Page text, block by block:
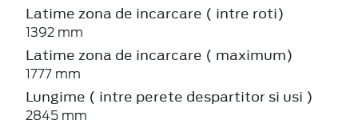
Latime zona de incarcare ( intre roti)
1392 mm
Latime zona de incarcare ( maximum)
1777 mm
Lungime ( intre perete despartitor si usi )
2845 mm